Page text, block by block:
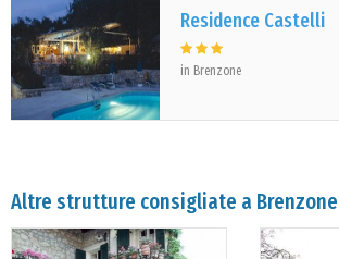
Residence Castelli
in Brenzone
Altre strutture consigliate a Brenzone